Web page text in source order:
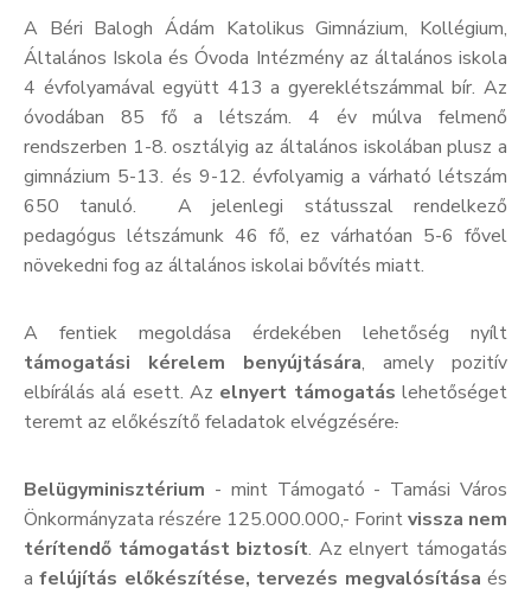
A Béri Balogh Ádám Katolikus Gimnázium, Kollégium,
Általános Iskola és Óvoda Intézmény az általános iskola
4 évfolyamával együtt 413 a gyereklétszámmal bír. Az
óvodában 85 fő a létszám. 4 év múlva felmenő
rendszerben 1-8. osztályig az általános iskolában plusz a
gimnázium 5-13. és 9-12. évfolyamig a várható létszám
650 tanuló. A jelenlegi státusszal rendelkező
pedagógus létszámunk 46 fő, ez várhatóan 5-6 fővel
növekedni fog az általános iskolai bővítés miatt.
A fentiek megoldása érdekében lehetőség nyílt
támogatási kérelem benyújtására, amely pozitív
elbírálás alá esett. Az elnyert támogatás lehetőséget
teremt az előkészítő feladatok elvégzésére.
Belügyminisztérium - mint Támogató - Tamási Város
Önkormányzata részére 125.000.000,- Forintvissza nem
térítendő támogatást biztosít. Az elnyert támogatás
afelújítás előkészítése, tervezés megvalósítása és